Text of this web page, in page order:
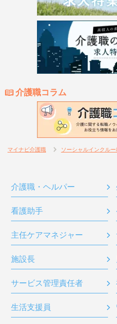
介護職コラム
マイナビ介護職 ソーシャルインクル
介護職・ヘルパー
看護助手
主任ケアマネジャー
施設長
サービス管理責任者
生活支援員